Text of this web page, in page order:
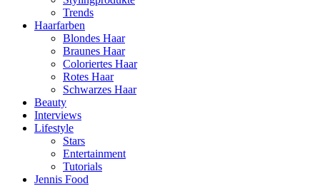
Trends
Haarfarben
Blondes Haar
Braunes Haar
Coloriertes Haar
Rotes Haar
Schwarzes Haar
Beauty
Interviews
Lifestyle
Stars
Entertainment
Tutorials
Jennis Food